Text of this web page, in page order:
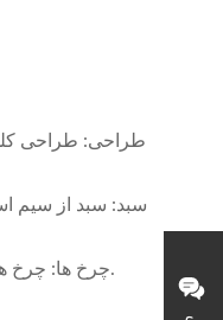
طراحی: طراحی
چرخ ها: چرخ ها مجهز به چرخ های جهت دار 5 اینچی و چرخ های جهانی هستند که به راحتی فشار داده می شوند.با توجه به نیاز خریداران می توان از انواع و مواد یا انواع چرخ ها استفاده کرد.